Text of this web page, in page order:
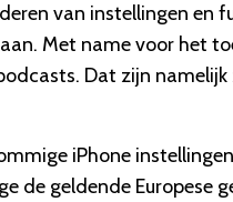
van instellingen en
Met name voor het
Dat zijn
iPhone
de geldende Europese